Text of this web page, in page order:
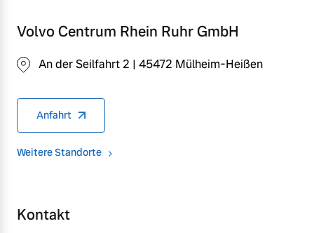
Volvo Centrum Rhein Ruhr GmbH
An der Seilfahrt 2 | 45472 Mülheim-Heißen
Anfahrt
Weitere Standorte
Kontakt